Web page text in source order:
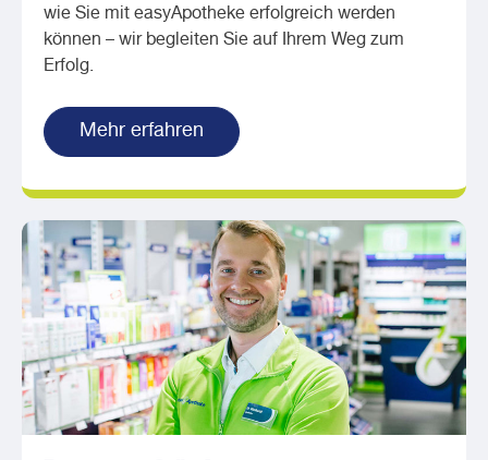
wie Sie mit easyApotheke erfolgreich werden
können – wir begleiten Sie auf Ihrem Weg zum
Erfolg.
Mehr erfahren